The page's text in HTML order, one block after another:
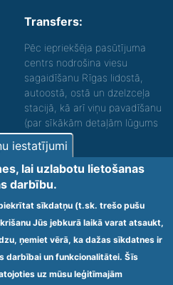
Transfers:
Pēc iepriekšēja pasūtījuma
centrs nodrošina viesu
sagaidīšanu Rīgas lidostā,
autoostā, ostā un dzelzceļa
stacijā, kā arī viņu pavadīšanu
(par sīkākām detaļām lūgums
zvanīt).
personām ar
SIA „Sanare-KRC
Jūrmalā ir nodrošināta vides
funkcionāliem traucējumiem,
Ministru kabineta
Nr.60 „Noteikumi par
iestādēm un to
prasībām.
iestatījumi
lai uzlabotu lietošanas
darbību.
sīkdatņu (t.sk. trešo pušu
Jūs jebkurā laikā varat atsaukt,
ņemiet vērā, ka dažas sīkdatnes ir
darbībai un funkcionalitātei. Šīs
uz mūsu leģitīmajām